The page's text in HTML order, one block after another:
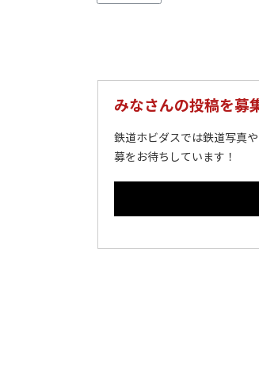
みなさんの投稿を募
鉄道ホビダスでは鉄道写真
募をお待ちしています！